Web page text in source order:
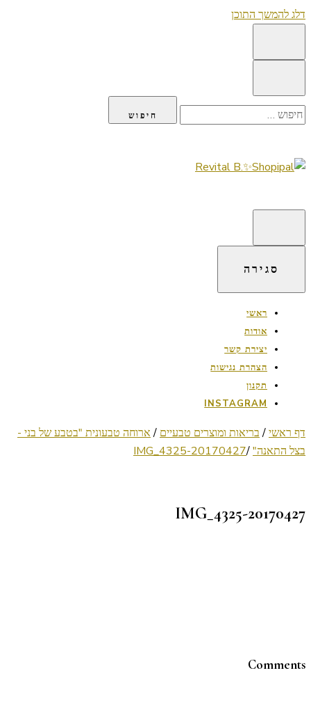
דלג להמשך התוכן
חיפוש:
Revital B.✨Shopipal
סגירה
ראשי
אודות
יצירת קשר
הצהרת נגישות
תקנון
INSTAGRAM
דף ראשי/ בריאות ומוצרים טבעיים / ארוחה טבעונית "בטבע של בני -
בצל התאנה"/
20170427-IMG_4325
20170427-IMG_4325
Comments